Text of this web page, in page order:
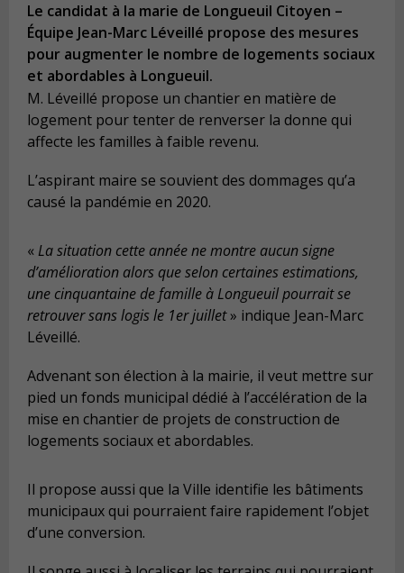
Le candidat à la marie de Longueuil Citoyen –
Équipe Jean-Marc Léveillé propose des mesures
pour augmenter le nombre de logements sociaux
et abordables à Longueuil.
M. Léveillé propose un chantier en matière de
logement pour tenter de renverser la donne qui
affecte les familles à faible revenu.
L’aspirant maire se souvient des dommages qu’a
causé la pandémie en 2020.
«La situation cette année ne montre aucun signe
d’amélioration alors que selon certaines estimations,
une cinquantaine de famille à Longueuil pourrait se
retrouver sans logis le 1er juillet» indique Jean-Marc
Léveillé.
Advenant son élection à la mairie, il veut mettre sur
pied un fonds municipal dédié à l’accélération de la
mise en chantier de projets de construction de
logements sociaux et abordables.
Il propose aussi que la Ville identifie les bâtiments
municipaux qui pourraient faire rapidement l’objet
d’une conversion.